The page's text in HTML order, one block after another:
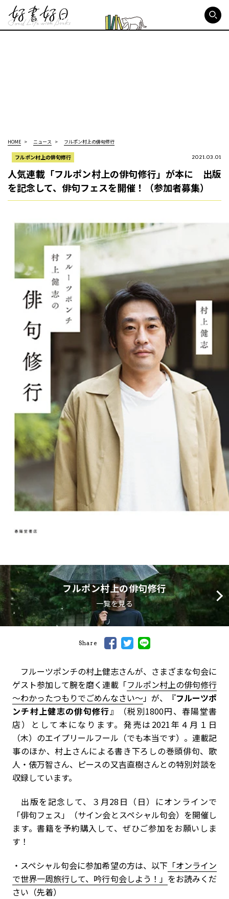
HOME ニュース フルポン村上の俳句修行
フルポン村上の俳句修行 2021.03.01
人気連載「フルポン村上の俳句修行」が本に 出版
を記念して、俳句フェスを開催！（参加者募集）
フルポン村上の俳句修行
一覧を見る
Share
フルーツポンチの村上健志さんが、さまざまな句会に
ゲスト参加して腕を磨く連載「フルポン村上の俳句修行
～わかったつもりでごめんなさい～」が、『フルーツポ
ンチ村上健志の俳句修行』（税別1800円、春陽堂書
店）として本になります。発売は2021年４月１日
（木）のエイプリールフール（でも本当です）。連載記
事のほか、村上さんによる書き下ろしの巻頭俳句、歌
人・俵万智さん、ピースの又吉直樹さんとの特別対談を
収録しています。
出版を記念して、３月28日（日）にオンラインで
「俳句フェス」（サイン会とスペシャル句会）を開催し
ます。書籍を予約購入して、ぜひご参加をお願いしま
す！
・スペシャル句会に参加希望の方は、以下 「オンライン
で世界一周旅行して、吟行句会しよう！」 をお読みくだ
さい（先着）